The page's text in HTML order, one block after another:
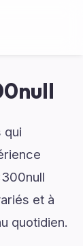
qui
et à
quotidien.